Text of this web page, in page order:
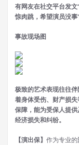
有网友在社交平台发
惊肉跳，希望演员没事”
事故现场图
极致的艺术表现往往
着身体受伤、财产损
保障，能为受保人提
经济损失和纠纷。
【演出保】 作为专业的